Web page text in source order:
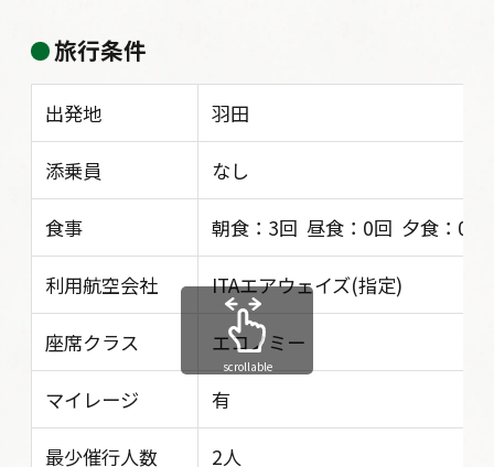
旅行条件
出発地 羽田
添乗員 なし
食事 朝食：3回 昼食：0回 夕食：0回
利用航空会社 ITAエアウェイズ(指定)
座席クラス エコノミー
マイレージ 有
最少催行人数 2人
scrollable